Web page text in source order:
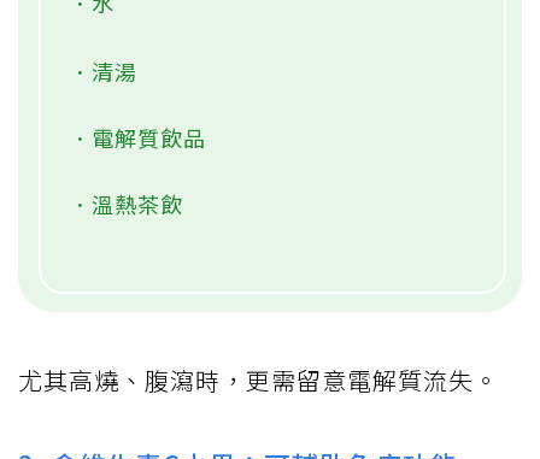
．清湯
．電解質飲品
．溫熱茶飲
尤其高燒、腹瀉時，更需留意電解質流失。